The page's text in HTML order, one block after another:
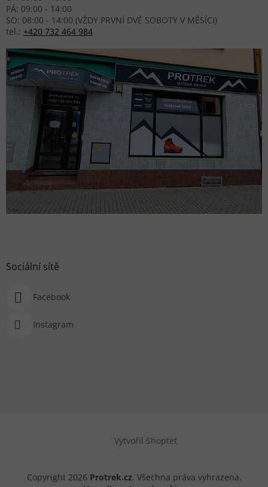
PÁ: 09:00 - 14:00
SO: 08:00 - 14:00 (VŽDY PRVNÍ DVĚ SOBOTY V MĚSÍCI)
tel.: +420 732 464 984
Sociální sítě
Facebook
Instagram
Vytvořil Shoptet
Copyright 2026 Protrek.cz. Všechna práva vyhrazena.